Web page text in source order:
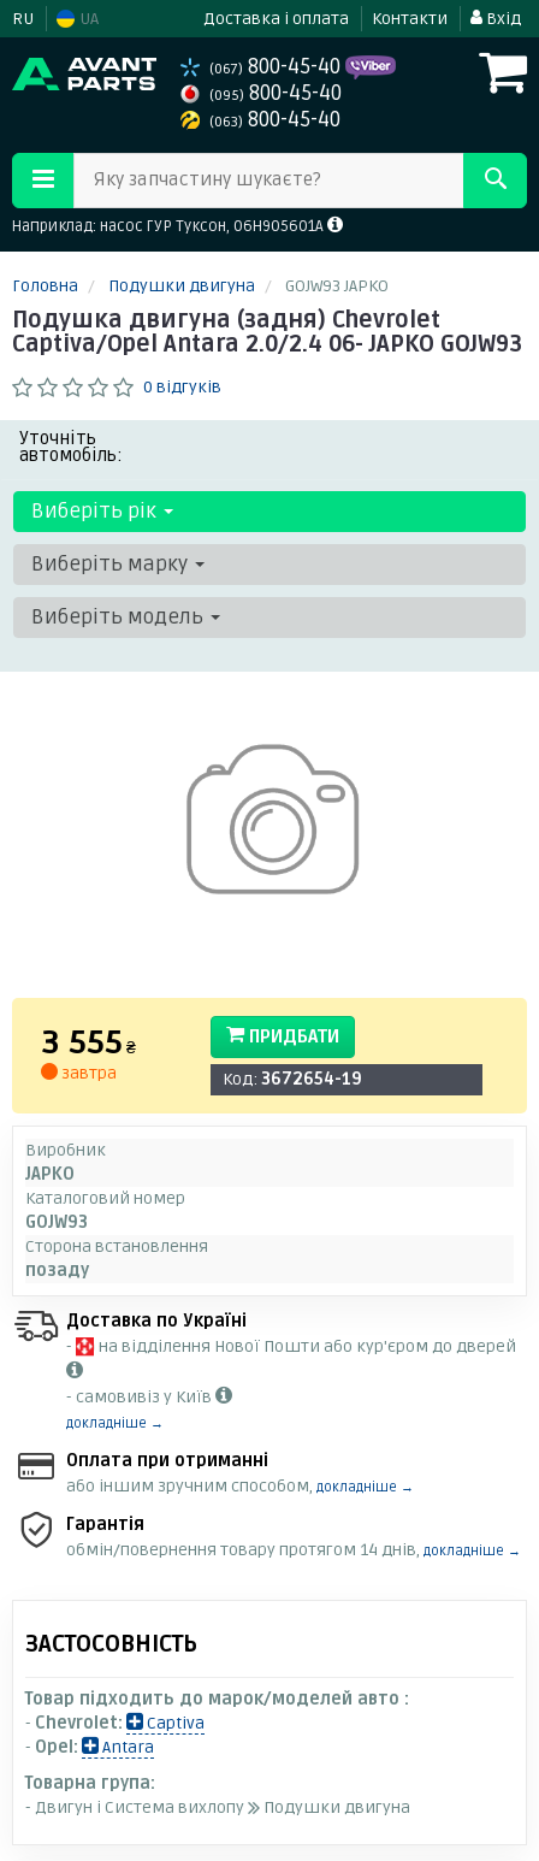
RU UA Доставка і оплата Контакти Вхід
(067) 800-45-40
(095) 800-45-40
(063) 800-45-40
Яку запчастину шукаєте?
Наприклад: насос ГУР Туксон, 06H905601A
Головна Подушки двигуна GOJW93 JAPKO
Подушка двигуна (задня) Chevrolet
Captiva/Opel Antara 2.0/2.4 06- JAPKO GOJW93
0 відгуків
Уточніть
автомобіль:
Виберіть рік
Виберіть марку
Виберіть модель
3 555 ₴
завтра
ПРИДБАТИ
Код: 3672654-19
Виробник
JAPKO
Каталоговий номер
GOJW93
Сторона встановлення
позаду
Доставка по Україні
-
на відділення Нової Пошти або кур'єром до дверей
- самовивіз у Київ
докладніше →
Оплата при отриманні
або іншим зручним способом, докладніше →
Гарантія
обмін/повернення товару протягом 14 днів, докладніше →
ЗАСТОСОВНІСТЬ
Товар підходить до марок/моделей авто :
- Chevrolet:
Captiva
- Opel:
Antara
Товарна група:
- Двигун і Система вихлопу
Подушки двигуна